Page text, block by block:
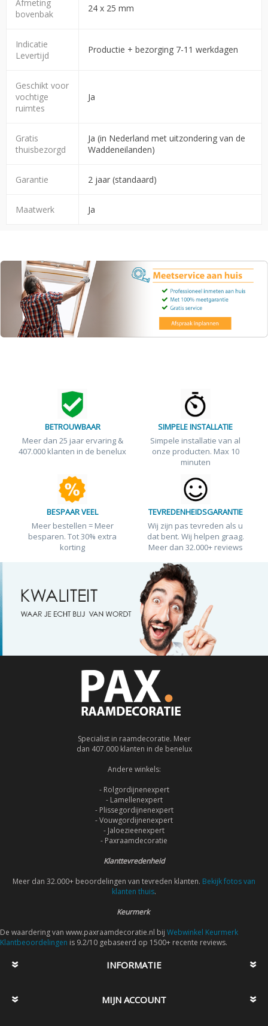
Afmeting
bovenbak
24 x 25 mm
Indicatie
Levertijd
Productie + bezorging 7-11 werkdagen
Geschikt voor
vochtige
ruimtes
Ja
Gratis
thuisbezorgd
Ja (in Nederland met uitzondering van de
Waddeneilanden)
Garantie 2 jaar (standaard)
Maatwerk Ja
BETROUWBAAR
Meer dan 25 jaar ervaring &
407.000 klanten in de benelux
SIMPELE INSTALLATIE
Simpele installatie van al
onze producten. Max 10
minuten
BESPAAR VEEL
Meer bestellen = Meer
besparen. Tot 30% extra
korting
TEVREDENHEIDSGARANTIE
Wij zijn pas tevreden als u
dat bent. Wij helpen graag.
Meer dan 32.000+ reviews
Specialist in raamdecoratie. Meer
dan 407.000 klanten in de benelux
Andere winkels:
- Rolgordijnenexpert
- Lamellenexpert
- Plissegordijnenexpert
- Vouwgordijnenexpert
- Jaloezieenexpert
- Paxraamdecoratie
Klanttevredenheid
Meer dan 32.000+ beoordelingen van tevreden klanten. Bekijk fotos van
klanten thuis.
Keurmerk
De waardering van www.paxraamdecoratie.nl bij Webwinkel Keurmerk
Klantbeoordelingen is 9.2/10 gebaseerd op 1500+ recente reviews.
INFORMATIE
MIJN ACCOUNT